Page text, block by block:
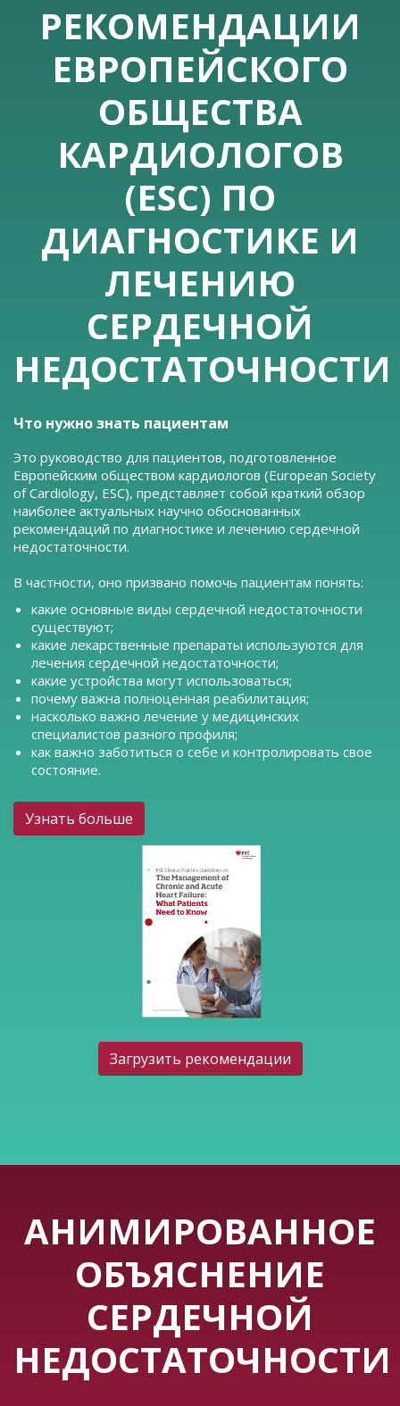
РЕКОМЕНДАЦИИ
ЕВРОПЕЙСКОГО
ОБЩЕСТВА
КАРДИОЛОГОВ
(ESC) ПО
ДИАГНОСТИКЕ И
ЛЕЧЕНИЮ
СЕРДЕЧНОЙ
НЕДОСТАТОЧНОСТИ
Что нужно знать пациентам
Это руководство для пациентов, подготовленное
Европейским обществом кардиологов (European Society
of Cardiology, ESC), представляет собой краткий обзор
наиболее актуальных научно обоснованных
рекомендаций по диагностике и лечению сердечной
недостаточности.
В частности, оно призвано помочь пациентам понять:
какие основные виды сердечной недостаточности
существуют;
какие лекарственные препараты используются для
лечения сердечной недостаточности;
какие устройства могут использоваться;
почему важна полноценная реабилитация;
насколько важно лечение у медицинских
специалистов разного профиля;
как важно заботиться о себе и контролировать свое
состояние.
Узнать больше
Загрузить рекомендации
АНИМИРОВАННОЕ
ОБЪЯСНЕНИЕ
СЕРДЕЧНОЙ
НЕДОСТАТОЧНОСТИ